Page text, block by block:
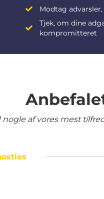
Modtag
Tjek, om dine
kompromitteret
nogle af vores mest